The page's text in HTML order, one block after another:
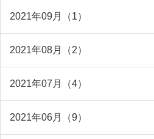
2021年09月（1）
2021年08月（2）
2021年07月（4）
2021年06月（9）